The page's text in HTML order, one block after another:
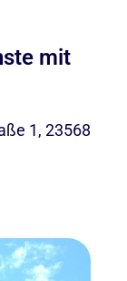
mit
1, 23568